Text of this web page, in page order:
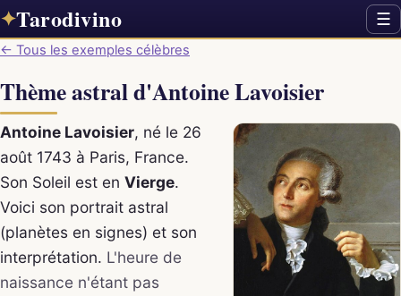
✦Tarodivino ☰
← Tous les exemples célèbres
Thème astral d'Antoine Lavoisier
Antoine Lavoisier, né le 26
août 1743 à Paris, France.
Son Soleil est en Vierge.
Voici son portrait astral
(planètes en signes) et son
interprétation. L'heure de
naissance n'étant pas